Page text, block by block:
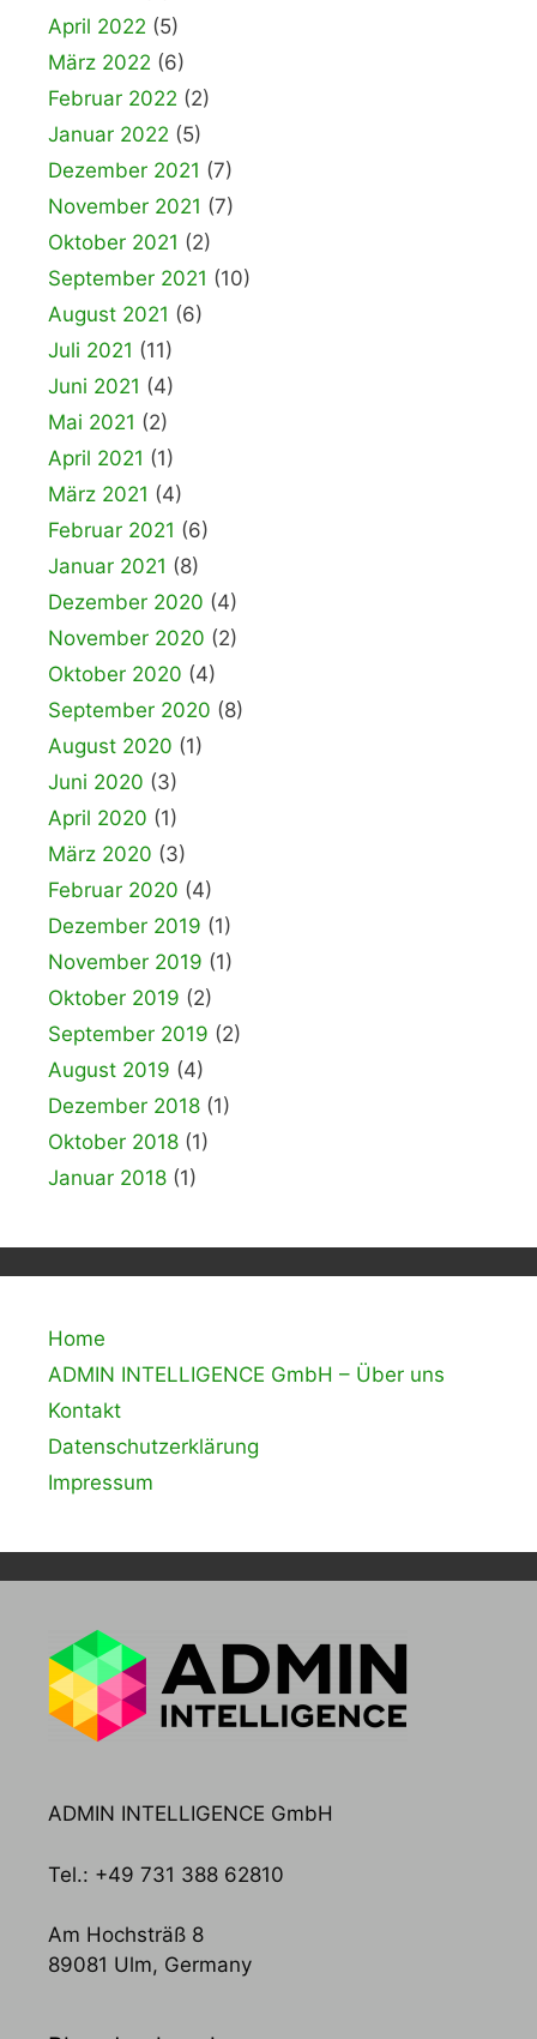
April 2022 (5)
März 2022 (6)
Februar 2022 (2)
Januar 2022 (5)
Dezember 2021 (7)
November 2021 (7)
Oktober 2021 (2)
September 2021 (10)
August 2021 (6)
Juli 2021 (11)
Juni 2021 (4)
Mai 2021 (2)
April 2021 (1)
März 2021 (4)
Februar 2021 (6)
Januar 2021 (8)
Dezember 2020 (4)
November 2020 (2)
Oktober 2020 (4)
September 2020 (8)
August 2020 (1)
Juni 2020 (3)
April 2020 (1)
März 2020 (3)
Februar 2020 (4)
Dezember 2019 (1)
November 2019 (1)
Oktober 2019 (2)
September 2019 (2)
August 2019 (4)
Dezember 2018 (1)
Oktober 2018 (1)
Januar 2018 (1)
Home
ADMIN INTELLIGENCE GmbH – Über uns
Kontakt
Datenschutzerklärung
Impressum
ADMIN INTELLIGENCE GmbH
Tel.: +49 731 388 62810
Am Hochsträß 8
89081 Ulm, Germany